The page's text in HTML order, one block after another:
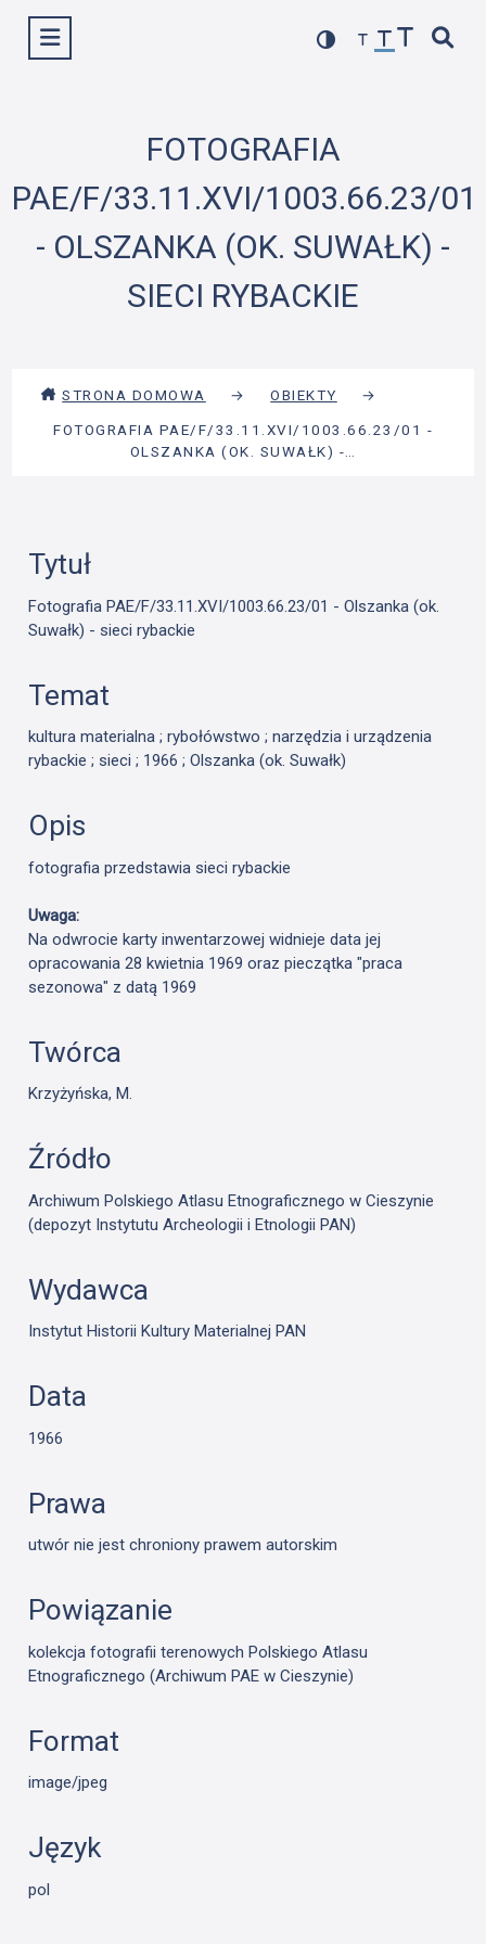
Wyświetl menu
FOTOGRAFIA
PAE/F/33.11.XVI/1003.66.23/01
- OLSZANKA (OK. SUWAŁK) -
SIECI RYBACKIE
STRONA DOMOWA → OBIEKTY
→
FOTOGRAFIA PAE/F/33.11.XVI/1003.66.23/01 -
OLSZANKA (OK. SUWAŁK) -…
Tytuł
Fotografia PAE/F/33.11.XVI/1003.66.23/01 - Olszanka (ok.
Suwałk) - sieci rybackie
Temat
kultura materialna ; rybołówstwo ; narzędzia i urządzenia
rybackie ; sieci ; 1966 ; Olszanka (ok. Suwałk)
Opis
fotografia przedstawia sieci rybackie
Uwaga:
Na odwrocie karty inwentarzowej widnieje data jej
opracowania 28 kwietnia 1969 oraz pieczątka "praca
sezonowa" z datą 1969
Twórca
Krzyżyńska, M.
Źródło
Archiwum Polskiego Atlasu Etnograficznego w Cieszynie
(depozyt Instytutu Archeologii i Etnologii PAN)
Wydawca
Instytut Historii Kultury Materialnej PAN
Data
1966
Prawa
utwór nie jest chroniony prawem autorskim
Powiązanie
kolekcja fotografii terenowych Polskiego Atlasu
Etnograficznego (Archiwum PAE w Cieszynie)
Format
image/jpeg
Język
pol